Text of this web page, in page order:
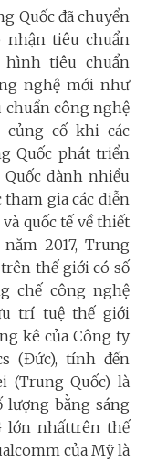
Quốc đã chuyển
nhận tiêu chuẩn
hình tiêu chuẩn
nghệ mới như
chuẩn công nghệ
củng cố khi các
Quốc phát triển
dành nhiều
gia các diễn
quốc tế về thiết
2017, Trung
thế giới có số
chế công nghệ
trí tuệ thế giới
kê của Công ty
(Đức), tính đến
(Trung Quốc) là
bằng sáng
lớn nhấttrên thế
của Mỹ là